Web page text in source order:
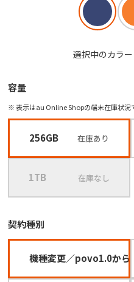
選択中のカラ
容量
※ 表示はau Online Shopの端末在庫状況
256GB 在庫あり
1TB 在庫なし
契約種別
機種変更／povo1.0から